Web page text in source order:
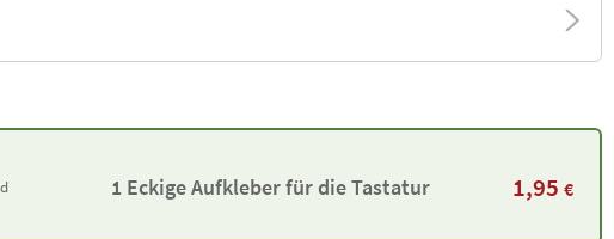
1 Eckige Aufkleber für die Tastatur 1,95 €